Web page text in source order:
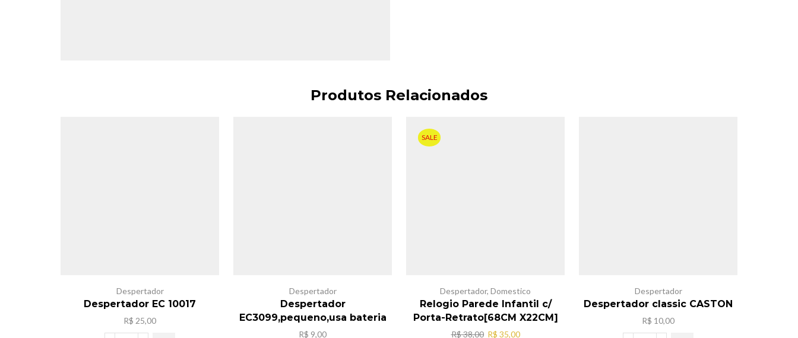
Produtos Relacionados
Despertador
Despertador EC 10017
R$ 25,00
Despertador
Despertador
EC3099,pequeno,usa bateria
R$ 9,00
SALE
Despertador, Domestico
Relogio Parede Infantil c/
Porta-Retrato[68CM X22CM]
R$38,00 O
R$ 35,00O
Despertador
Despertador classic CASTON
R$ 10,00